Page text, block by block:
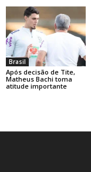
Brasil
Após decisão de Tite,
Matheus Bachi toma
atitude importante